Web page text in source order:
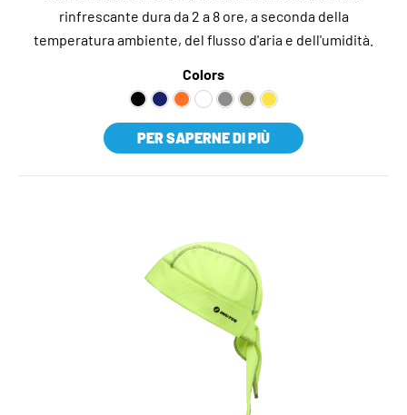
rinfrescante dura da 2 a 8 ore, a seconda della
temperatura ambiente, del flusso d'aria e dell'umidità.
Colors
PER SAPERNE DI PIÙ